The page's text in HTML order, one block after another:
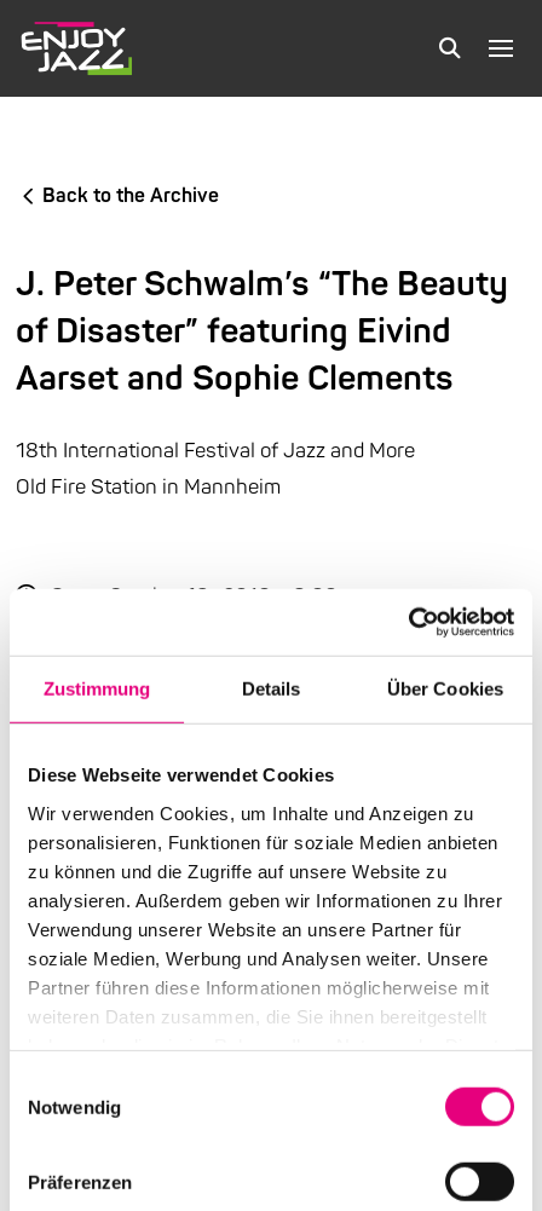
Zustimmung Details Über Cookies
Diese Webseite verwendet Cookies
Wir verwenden Cookies, um Inhalte und Anzeigen zu
personalisieren, Funktionen für soziale Medien anbieten
zu können und die Zugriffe auf unsere Website zu
analysieren. Außerdem geben wir Informationen zu Ihrer
Verwendung unserer Website an unsere Partner für
soziale Medien, Werbung und Analysen weiter. Unsere
Partner führen diese Informationen möglicherweise mit
weiteren Daten zusammen, die Sie ihnen bereitgestellt
Notwendig
Präferenzen
Back to the Archive
J. Peter Schwalm’s “The Beauty
of Disaster” featuring Eivind
Aarset and Sophie Clements
18th International Festival of Jazz and More
Old Fire Station in Mannheim
Start: October 19
, 2016 – 8:00 p.m.
End:October
, 2016 – 10:00 p.m.
Eivind Aarset: guitar | J. Peter Schwalm: keyboards,
Tim Harries: bass
Terje Evensen: drums, electronics | Sophie
Clements: visuals
Advance ticket price: €24
Box office: €29
Nationality: Norway, Germany, United Kingdom
Old Fire Station Mannheim: Brückenstraße2,
Mannheim
. Peter Schwalm's "Beauty of
Disaster"